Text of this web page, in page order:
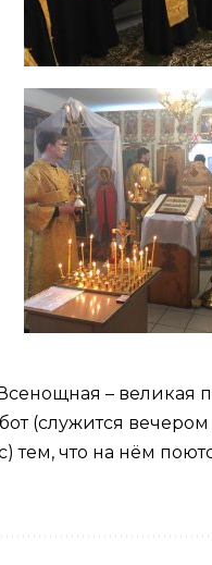
Всенощная –
(служится вечером
что на нём